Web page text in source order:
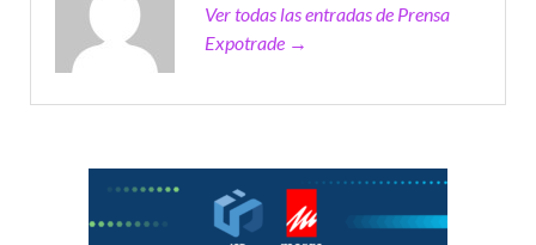
Ver todas las entradas de Prensa
Expotrade →